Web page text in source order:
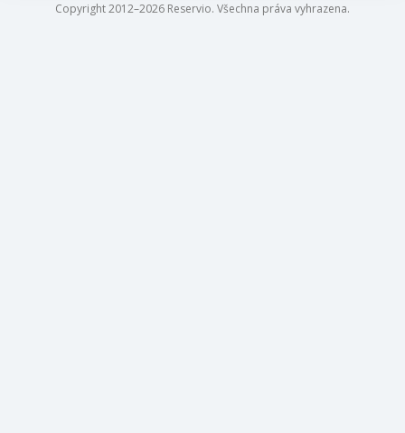
Copyright 2012–2026 Reservio. Všechna práva vyhrazena.